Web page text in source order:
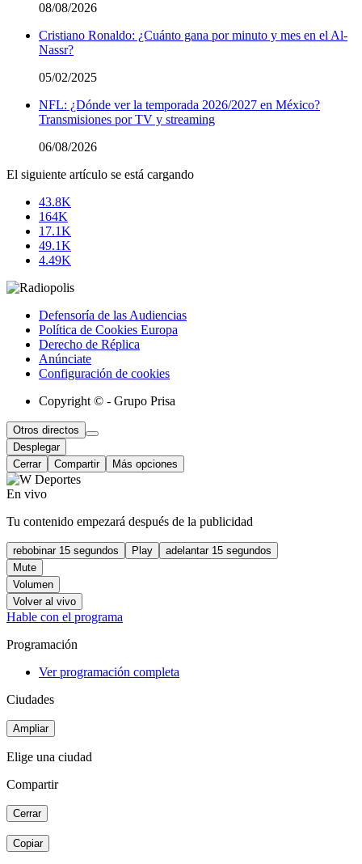
08/08/2026
Cristiano Ronaldo: ¿Cuánto gana por minuto y mes en el Al-
Nassr?
05/02/2025
NFL: ¿Dónde ver la temporada 2026/2027 en México?
Transmisiones por TV y streaming
06/08/2026
El siguiente artículo se está cargando
43.8K
164K
17.1K
49.1K
4.49K
Defensoría de las Audiencias
Política de Cookies Europa
Derecho de Réplica
Anúnciate
Configuración de cookies
Copyright © - Grupo Prisa
Otros directos
Desplegar
Cerrar
Compartir Más opciones
En vivo
Tu contenido empezará después de la publicidad
rebobinar 15 segundos Play
adelantar 15 segundos
Mute
Volumen
Volver al vivo
Hable con el programa
Programación
Ver programación completa
Ciudades
Ampliar
Elige una ciudad
Compartir
Cerrar
Copiar